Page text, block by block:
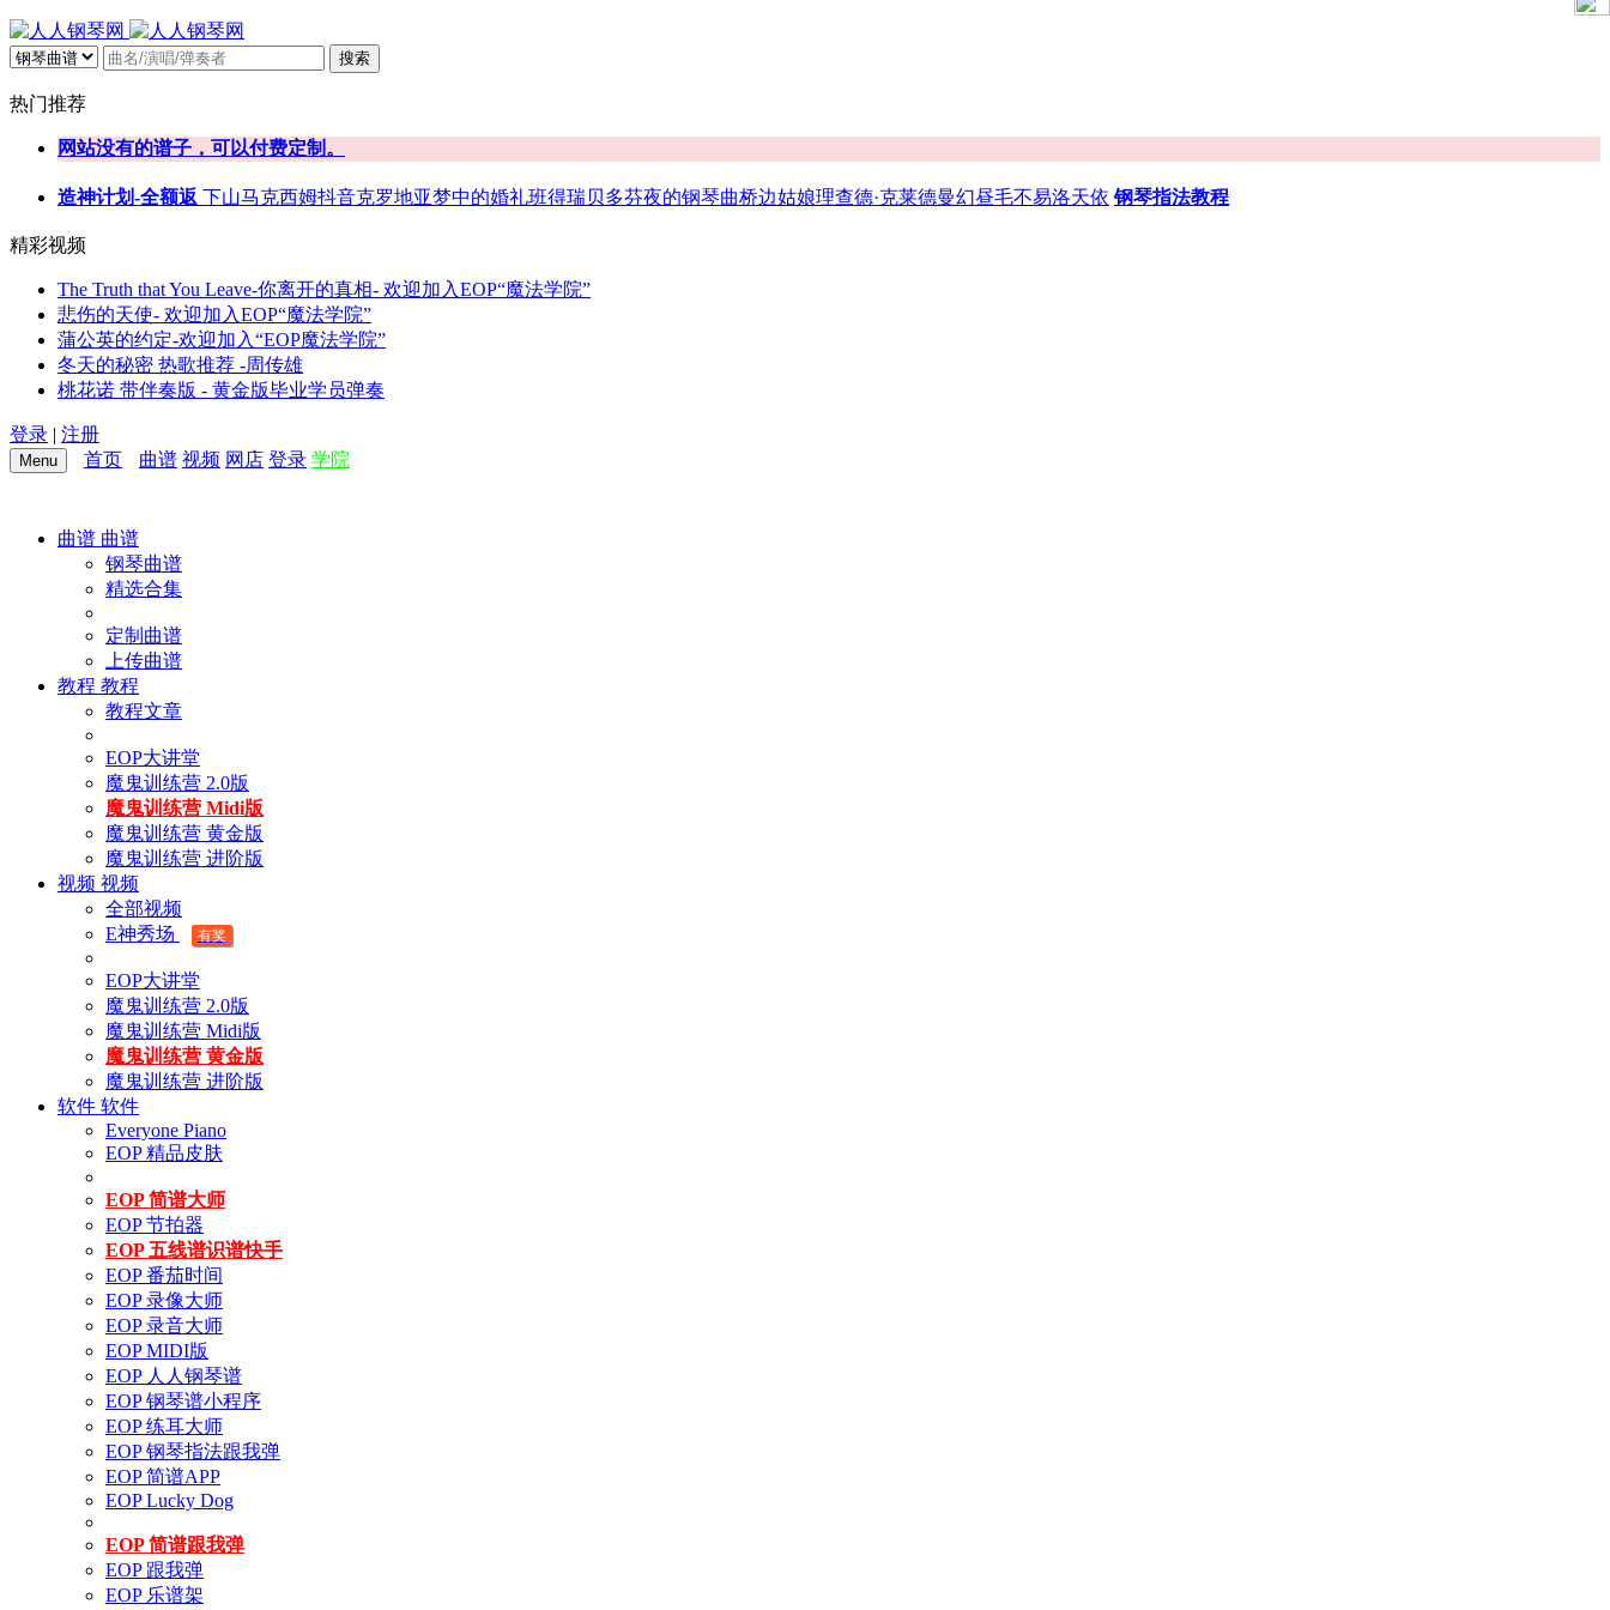
搜索
热门推荐
网站没有的谱子，可以付费定制。
造神计划-全额返 下山马克西姆抖音克罗地亚梦中的婚礼班得瑞贝多芬夜的钢琴曲桥边姑娘理查德·克莱德曼幻昼毛不易洛天依 钢琴指法教程
精彩视频
The Truth that You Leave-你离开的真相- 欢迎加入EOP“魔法学院”
悲伤的天使- 欢迎加入EOP“魔法学院”
蒲公英的约定-欢迎加入“EOP魔法学院”
冬天的秘密 热歌推荐 -周传雄
桃花诺 带伴奏版 - 黄金版毕业学员弹奏
登录 | 注册
Menu 首页 曲谱 视频 网店 登录 学院
曲谱 曲谱
钢琴曲谱
精选合集
定制曲谱
上传曲谱
教程 教程
教程文章
EOP大讲堂
魔鬼训练营 2.0版
魔鬼训练营 Midi版
魔鬼训练营 黄金版
魔鬼训练营 进阶版
视频 视频
全部视频
E神秀场
有奖
EOP大讲堂
魔鬼训练营 2.0版
魔鬼训练营 Midi版
魔鬼训练营 黄金版
魔鬼训练营 进阶版
软件 软件
Everyone Piano
EOP 精品皮肤
EOP 简谱大师
EOP 节拍器
EOP 五线谱识谱快手
EOP 番茄时间
EOP 录像大师
EOP 录音大师
EOP MIDI版
EOP 人人钢琴谱
EOP 钢琴谱小程序
EOP 练耳大师
EOP 钢琴指法跟我弹
EOP 简谱APP
EOP Lucky Dog
EOP 简谱跟我弹
EOP 跟我弹
EOP 乐谱架